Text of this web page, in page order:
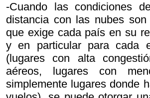
-Cuando las condiciones
distancia con las nubes
que exige cada país en su
y en particular para cada
(lugares con alta
aéreos, lugares con
simplemente lugares donde